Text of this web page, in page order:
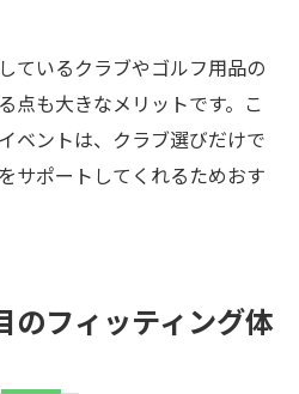
高価買取が魅力のイベン
会で下取りを活用する流
ているクラブやゴルフ用品の
点も大きなメリットです。こ
ベントは、クラブ選びだけで
サポートしてくれるためおす
のフィッティング体